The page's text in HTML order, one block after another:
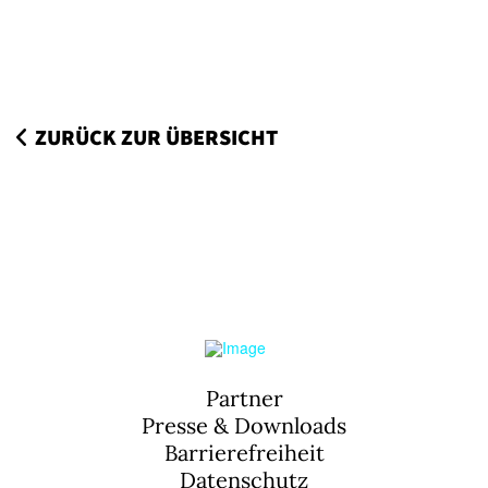
ZURÜCK ZUR ÜBERSICHT
Partner
Presse & Downloads
Barrierefreiheit
Datenschutz